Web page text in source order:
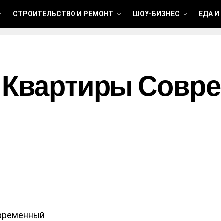
СТРОИТЕЛЬСТВО И РЕМОНТ ШОУ-БИЗНЕС ЕДА
Квартиры